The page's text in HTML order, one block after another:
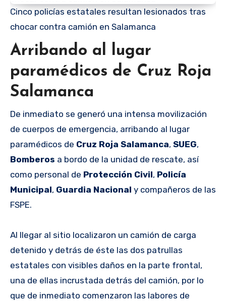
Cinco policías estatales resultan lesionados tras
chocar contra camión en Salamanca
Arribando al lugar
paramédicos de Cruz Roja
Salamanca
De inmediato se generó una intensa movilización
de cuerpos de emergencia, arribando al lugar
paramédicos de Cruz Roja Salamanca, SUEG,
Bomberos a bordo de la unidad de rescate, así
como personal de Protección Civil, Policía
Municipal, Guardia Nacional y compañeros de las
FSPE.
Al llegar al sitio localizaron un camión de carga
detenido y detrás de éste las dos patrullas
estatales con visibles daños en la parte frontal,
una de ellas incrustada detrás del camión, por lo
que de inmediato comenzaron las labores de